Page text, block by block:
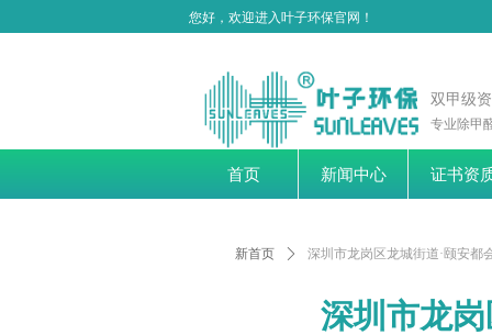
您好，欢迎进入叶子环保官网！
双甲级
专业除甲
首页 新闻中心 证书资
新首页 ꄲ 深圳市龙岗区龙城街道·颐安都
深圳市龙